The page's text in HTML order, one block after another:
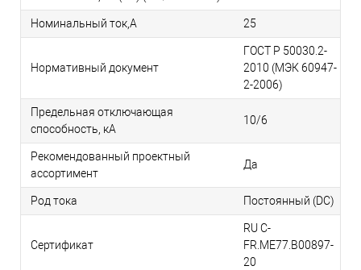
Номинальный ток,А 25
Нормативный документ
ГОСТ Р 50030.2-
2010 (МЭК 60947-
2-2006)
Предельная отключающая
способность, кA
10/6
Рекомендованный проектный
ассортимент
Да
Род тока Постоянный (DC)
Сертификат
RU C-
FR.ME77.B00897-
20